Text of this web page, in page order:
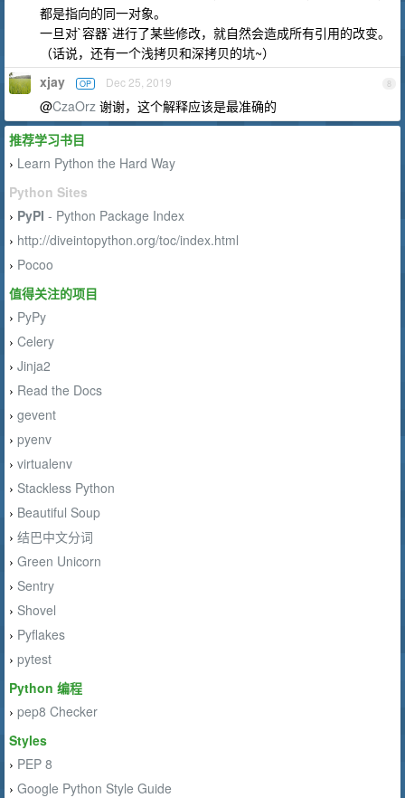
都是指向的同一对象。
一旦对`容器`进行了某些修改，就自然会造成所有引用的改变。
（话说，还有一个浅拷贝和深拷贝的坑~）
8
xjay OP Dec 25, 2019
@CzaOrz 谢谢，这个解释应该是最准确的
推荐学习书目
› Learn Python the Hard Way
Python Sites
› PyPI - Python Package Index
› http://diveintopython.org/toc/index.html
› Pocoo
值得关注的项目
› PyPy
› Celery
› Jinja2
› Read the Docs
› gevent
› pyenv
› virtualenv
› Stackless Python
› Beautiful Soup
› 结巴中文分词
› Green Unicorn
› Sentry
› Shovel
› Pyflakes
› pytest
Python 编程
› pep8 Checker
Styles
› PEP 8
› Google Python Style Guide